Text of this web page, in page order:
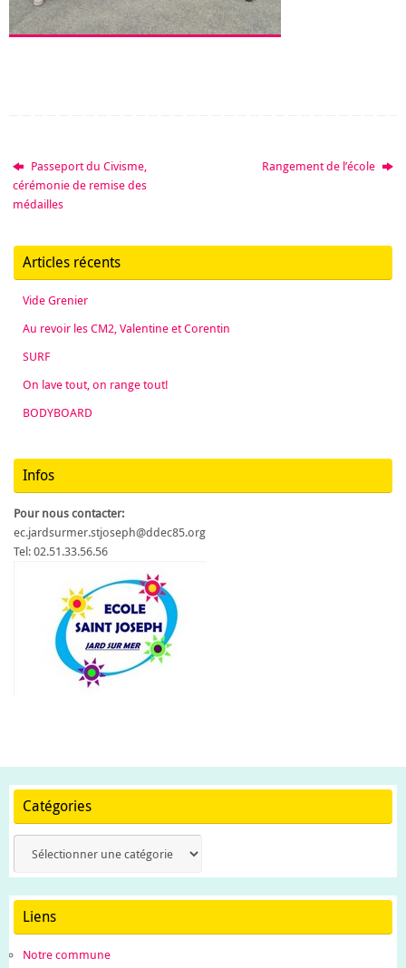
Passeport du Civisme,
cérémonie de remise des
médailles
Rangement de l’école
Articles récents
Vide Grenier
Au revoir les CM2, Valentine et Corentin
SURF
On lave tout, on range tout!
BODYBOARD
Infos
Pour nous contacter:
ec.jardsurmer.stjoseph@ddec85.org
Tel: 02.51.33.56.56
Catégories
Liens
Notre commune